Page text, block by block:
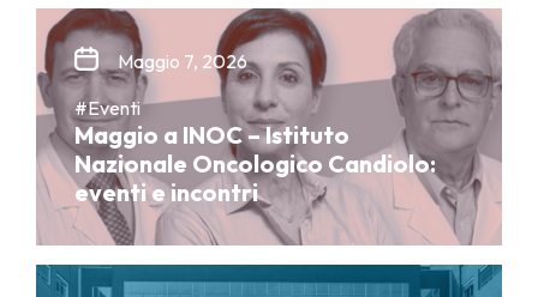
Maggio 7, 2026
#Eventi
Maggio a INOC – Istituto
Nazionale Oncologico Candiolo:
eventi e incontri